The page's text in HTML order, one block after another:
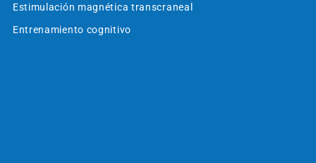
Estimulación magnética transcraneal
Entrenamiento cognitivo